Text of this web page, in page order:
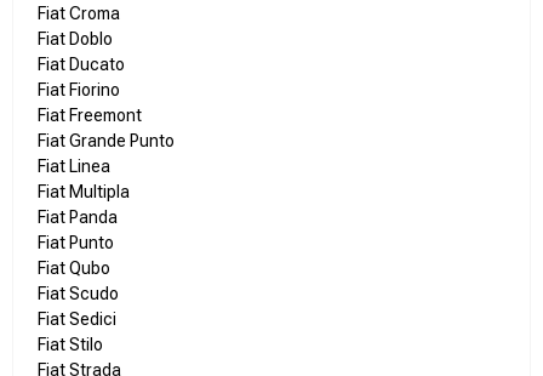
Fiat Croma
Fiat Doblo
Fiat Ducato
Fiat Fiorino
Fiat Freemont
Fiat Grande Punto
Fiat Linea
Fiat Multipla
Fiat Panda
Fiat Punto
Fiat Qubo
Fiat Scudo
Fiat Sedici
Fiat Stilo
Fiat Strada